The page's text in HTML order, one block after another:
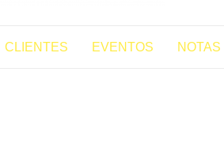
CLIENTES EVENTOS